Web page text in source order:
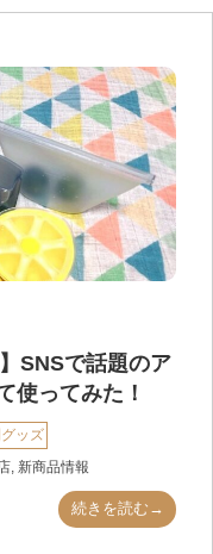
SNSで話題のア
使ってみた！
ッズ
新商品情報
続きを読む→